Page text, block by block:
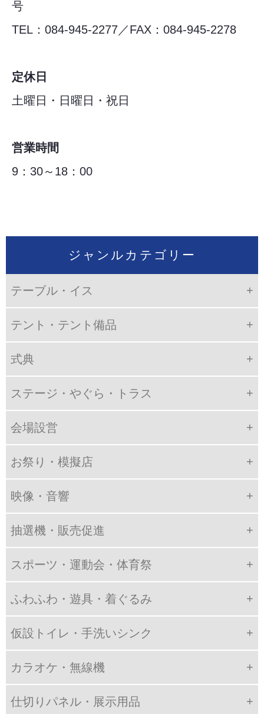
ジャンルカテゴリー
テーブル・イス
テント・テント備品
式典
ステージ・やぐら・トラス
会場設営
お祭り・模擬店
映像・音響
抽選機・販売促進
スポーツ・運動会・体育祭
ふわふわ・遊具・着ぐるみ
仮設トイレ・手洗いシンク
カラオケ・無線機
仕切りパネル・展示用品
号
TEL：084-945-2277／FAX：084-945-2278
定休日
土曜日・日曜日・祝日
営業時間
9：30～18：00